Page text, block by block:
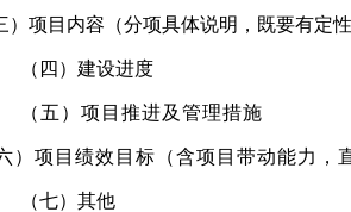
）项目内容（分项具体说明 ，既要有定
（四）建设进度
（五）项目推进及管理措施
）项目绩效目标（含项目带动能力，
（七） 其他